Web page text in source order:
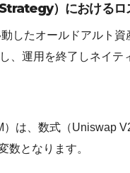
）におけるロ
したオールドアルト
、運用を終了しネイ
は、数式（Uniswap
数となります。